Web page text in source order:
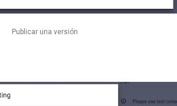
Publicar una versión